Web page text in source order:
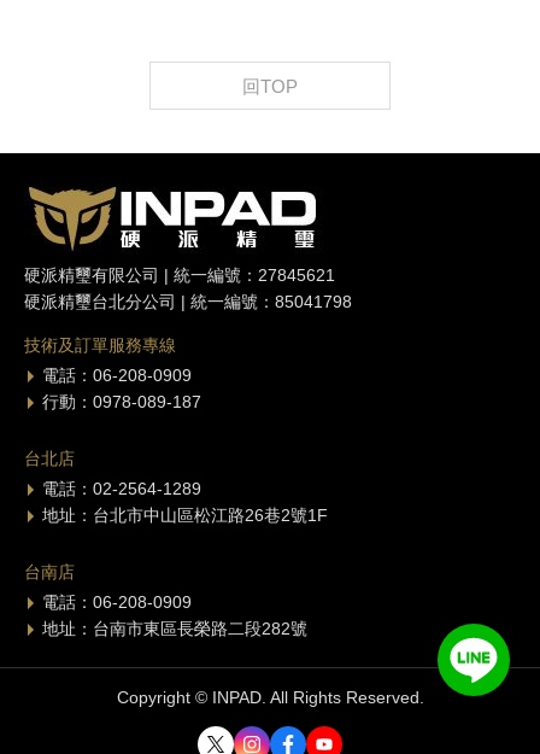
回TOP
硬派精璽有限公司 | 統一編號：27845621
硬派精璽台北分公司 | 統一編號：85041798
技術及訂單服務專線
電話：06-208-0909
行動：0978-089-187
台北店
電話：02-2564-1289
地址：台北市中山區松江路26巷2號1F
台南店
電話：06-208-0909
地址：台南市東區長榮路二段282號
Copyright © INPAD. All Rights Reserved.